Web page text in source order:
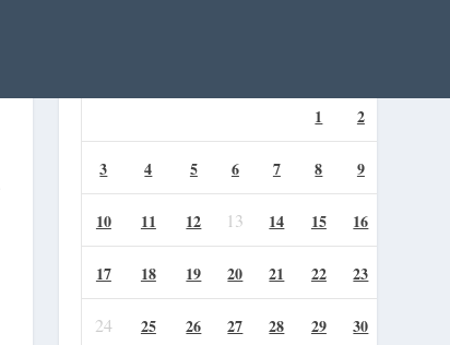
1 2
3 4 5 6 7 8 9
10 11 12 13 14 15 16
17 18 19 20 21 22 23
24 25 26 27 28 29 30